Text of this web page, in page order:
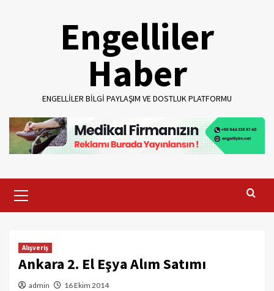
Engelliler
Haber
ENGELLILER BILGI PAYLAŞIM VE DOSTLUK PLATFORMU
Menu
Alışveriş
Ankara 2. El Eşya Alım Satımı
admin 16 Ekim 2014